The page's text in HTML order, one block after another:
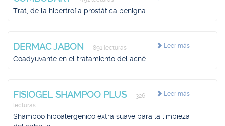
Trat, de la hipertrofia prostática benigna
Leer más
DERMAC JABON 891 lecturas
Coadyuvante en el tratamiento del acné
Leer más
FISIOGEL SHAMPOO PLUS
326
lecturas
Shampoo hipoalergénico extra suave para la limpieza